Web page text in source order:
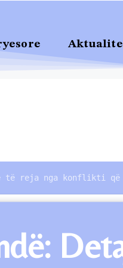
të reja nga konflikti që